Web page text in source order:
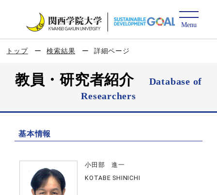
トップ 検索結果 詳細ページ
教員・研究者紹介
Database of
Researchers
基本情報
小田部 進一
KOTABE SHINICHI